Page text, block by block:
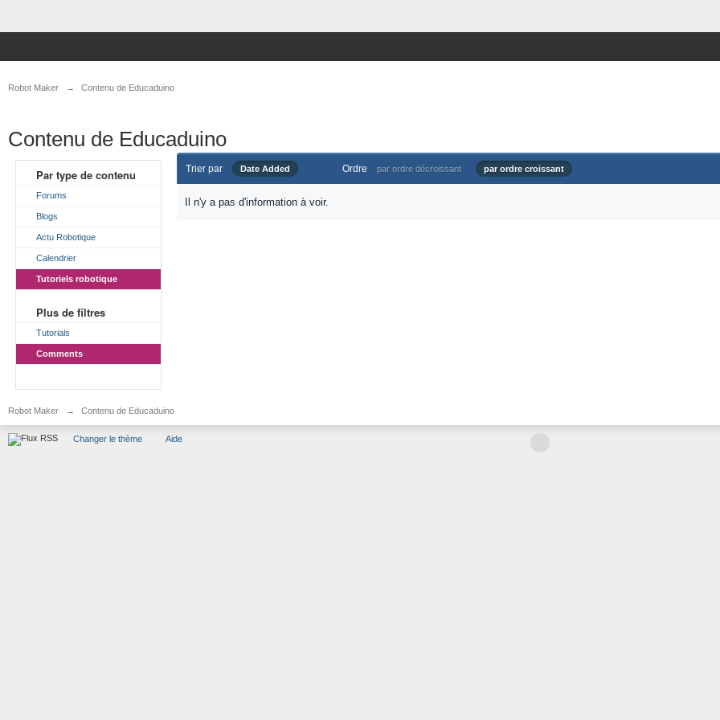
Robot Maker → Contenu de Educaduino
Contenu de Educaduino
Par type de contenu
Forums
Blogs
Actu Robotique
Calendrier
Tutoriels robotique
Plus de filtres
Tutorials
Comments
Trier par Date Added Ordre par ordre décroissant par ordre croissant
Il n'y a pas d'information à voir.
Robot Maker → Contenu de Educaduino
Changer le thème Aide